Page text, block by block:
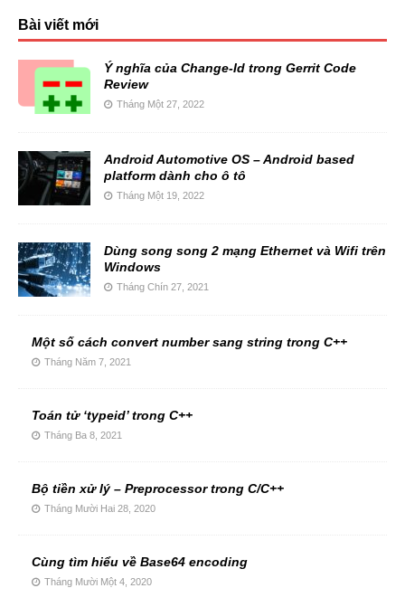
Bài viết mới
Ý nghĩa của Change-Id trong Gerrit Code
Review
Tháng Một 27, 2022
Android Automotive OS – Android based
platform dành cho ô tô
Tháng Một 19, 2022
Dùng song song 2 mạng Ethernet và Wifi trên
Windows
Tháng Chín 27, 2021
Một số cách convert number sang string trong C++
Tháng Năm 7, 2021
Toán tử ‘typeid’ trong C++
Tháng Ba 8, 2021
Bộ tiền xử lý – Preprocessor trong C/C++
Tháng Mười Hai 28, 2020
Cùng tìm hiểu về Base64 encoding
Tháng Mười Một 4, 2020